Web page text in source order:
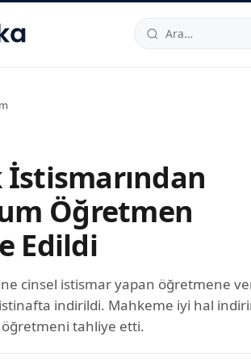
34520TRTelefon:
İstismarından
Öğretmen
Edildi
cinsel istismar yapan öğretmene
istinafta indirildi. Mahkeme iyi hal
tahliye etti.